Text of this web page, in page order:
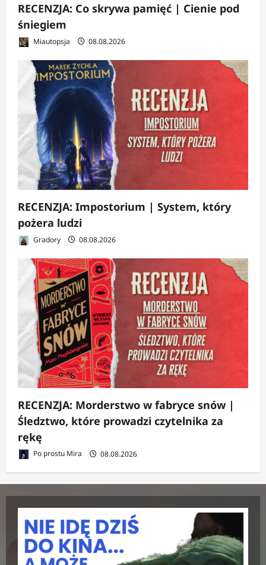
RECENZJA: Co skrywa pamięć | Cienie pod
śniegiem
Miautopsja 08.08.2026
RECENZJA: Impostorium | System, który
pożera ludzi
Gradory 08.08.2026
RECENZJA: Morderstwo w fabryce snów |
Śledztwo, które prowadzi czytelnika za
rękę
Po prostu Mira 08.08.2026